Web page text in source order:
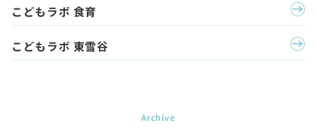
こどもラボ 食育
こどもラボ 東雪谷